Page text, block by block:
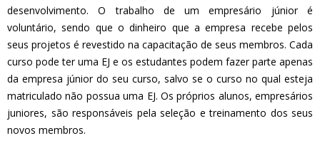
desenvolvimento. O trabalho de um empresário júnior é
voluntário, sendo que o dinheiro que a empresa recebe pelos
seus projetos é revestido na capacitação de seus membros. Cada
curso pode ter uma EJ e os estudantes podem fazer parte apenas
da empresa júnior do seu curso, salvo se o curso no qual esteja
matriculado não possua uma EJ. Os próprios alunos, empresários
juniores, são responsáveis pela seleção e treinamento dos seus
novos membros.